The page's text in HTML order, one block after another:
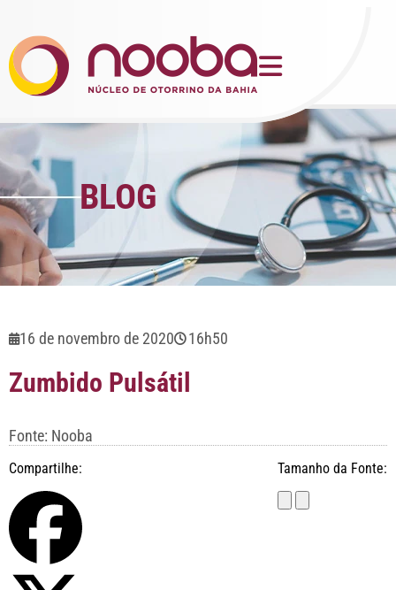
BLOG
16 de novembro de 2020 16h50
Zumbido Pulsátil
Fonte: Nooba
Compartilhe: Tamanho da Fonte: